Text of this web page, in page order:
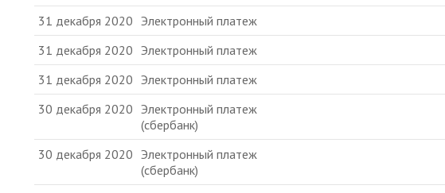
31 декабря 2020 Электронный платеж
31 декабря 2020 Электронный платеж
31 декабря 2020 Электронный платеж
30 декабря 2020 Электронный платеж
(сбербанк)
30 декабря 2020 Электронный платеж
(сбербанк)